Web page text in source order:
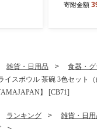
寄附金額
雑貨・日用品
食器・グ
イスボウル 茶碗 3色セット
】 [CB71]
ランキング
雑貨・日